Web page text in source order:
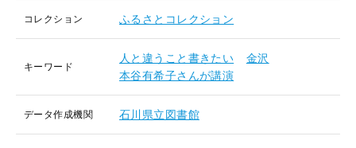
コレクション ふるさとコレクション
キーワード
人と違うこと書きたい
金沢
本谷有希子さんが講演
データ作成機関 石川県立図書館